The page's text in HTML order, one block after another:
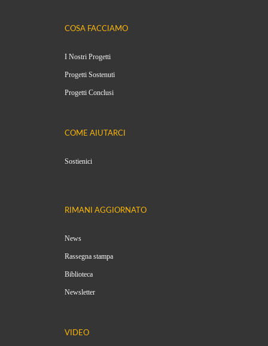
COSA FACCIAMO
I Nostri Progetti
Progetti Sostenuti
Progetti Conclusi
COME AIUTARCI
Sostienici
RIMANI AGGIORNATO
News
Rassegna stampa
Biblioteca
Newsletter
VIDEO